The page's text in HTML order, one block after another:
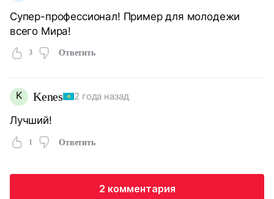
Супер-профессионал! Пример для молодежи
всего Мира!
3 Ответить
K Kenes 2 года назад
Лучший!
1 Ответить
2 комментария